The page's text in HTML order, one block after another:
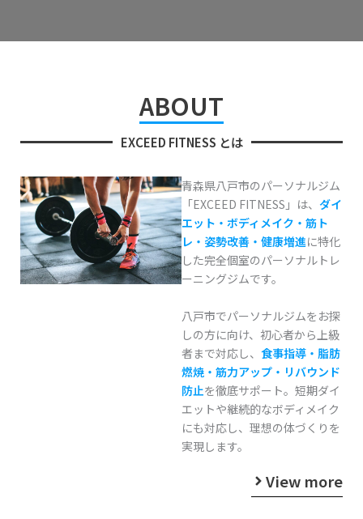
ABOUT
EXCEED FITNESS とは
青森県八戸市のパーソナルジム
「EXCEED FITNESS」は、 ダイ
エット・ボディメイク・筋ト
レ・姿勢改善・健康増進に特化
した完全個室のパーソナルトレ
ーニングジムです。
八戸市でパーソナルジムをお探
しの方に向け、初心者から上級
者まで対応し、 食事指導・脂肪
燃焼・筋力アップ・リバウンド
防止を徹底サポート。短期ダイ
エットや継続的なボディメイク
にも対応し、理想の体づくりを
実現します。
View more